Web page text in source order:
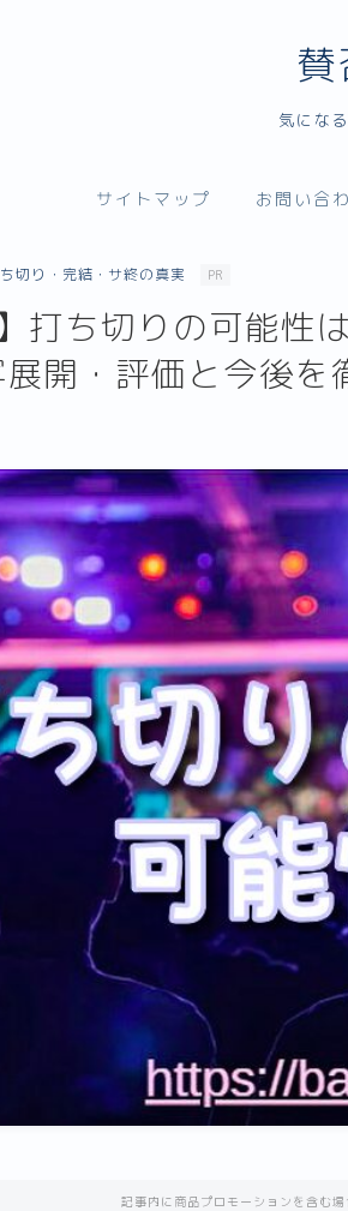
気にな
サイトマップ お問い合
切り・完結・サ終の真実 PR
打ち切りの可能性
開・評価と今後
記事内に商品プロモーションを含む場